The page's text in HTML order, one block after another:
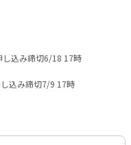
込み締切6/18 17時
込み締切7/9 17時